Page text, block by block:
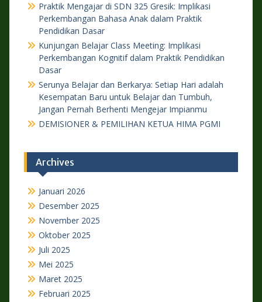
Praktik Mengajar di SDN 325 Gresik: Implikasi
Perkembangan Bahasa Anak dalam Praktik
Pendidikan Dasar
Kunjungan Belajar Class Meeting: Implikasi
Perkembangan Kognitif dalam Praktik Pendidikan
Dasar
Serunya Belajar dan Berkarya: Setiap Hari adalah
Kesempatan Baru untuk Belajar dan Tumbuh,
Jangan Pernah Berhenti Mengejar Impianmu
DEMISIONER & PEMILIHAN KETUA HIMA PGMI
Archives
Januari 2026
Desember 2025
November 2025
Oktober 2025
Juli 2025
Mei 2025
Maret 2025
Februari 2025